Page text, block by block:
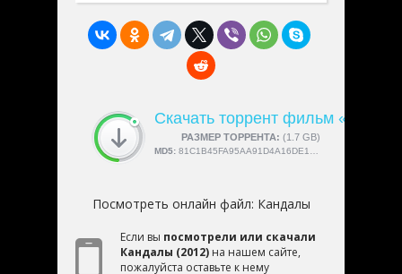
Скачать торрент фильм
РАЗМЕР ТОРРЕНТА: (1.7 GB)
СКАЧАЛИ:4189
MD5: 81C1B45FA95AA91D4A16DE17174B0D6C
Посмотреть онлайн файл: Кандалы
Если вы посмотрели или скачали
Кандалы (2012) на нашем сайте,
пожалуйста оставьте к нему